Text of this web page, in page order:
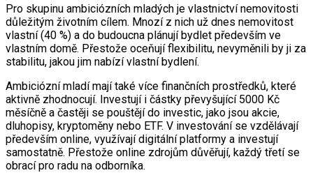
Pro skupinu ambiciózních mladých je vlastnictví nemovitosti
důležitým životním cílem. Mnozí z nich už dnes nemovitost
vlastní (40 %) a do budoucna plánují bydlet především ve
vlastním domě. Přestože oceňují flexibilitu, nevyměnili by ji za
stabilitu, jakou jim nabízí vlastní bydlení.
Ambiciózní mladí mají také více finančních prostředků, které
aktivně zhodnocují. Investují i částky převyšující 5000 Kč
měsíčně a častěji se pouštějí do investic, jako jsou akcie,
dluhopisy, kryptoměny nebo ETF. V investování se vzdělávají
především online, využívají digitální platformy a investují
samostatně. Přestože online zdrojům důvěřují, každý třetí se
obrací pro radu na odborníka.